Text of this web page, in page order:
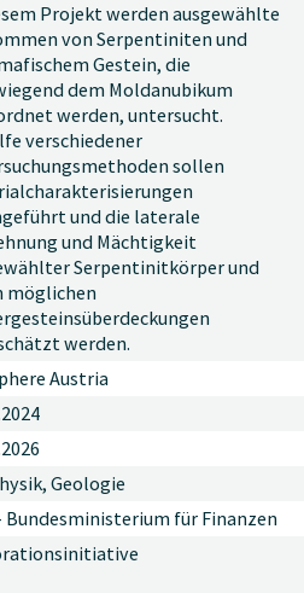
Projekt werden ausgewählte
von Serpentiniten und
Gestein, die
dem Moldanubikum
werden, untersucht.
verschiedener
sollen
und die laterale
und Mächtigkeit
Serpentinitkörper und
möglichen
werden.
Austria
Geologie
Bundesministerium für Finanzen